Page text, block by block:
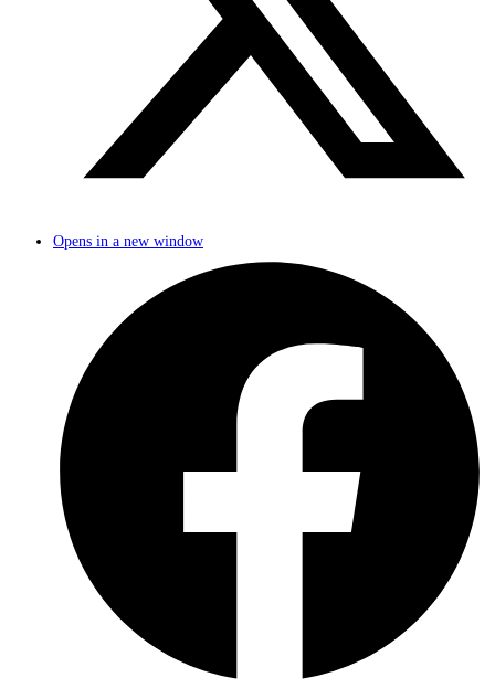
Opens in a new window